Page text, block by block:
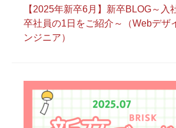
【2025年新卒6月】新卒BLOG～入
卒社員の1日をご紹介～（Webデザ
ンジニア）